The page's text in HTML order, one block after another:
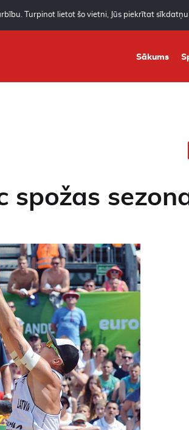
Turpinot lietot šo vietni, Jūs piekrītat
Sākums
spožas